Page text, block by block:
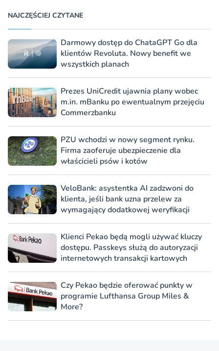
NAJCZĘŚCIEJ CZYTANE
Darmowy dostęp do ChataGPT Go dla
klientów Revoluta. Nowy benefit we
wszystkich planach
Prezes UniCredit ujawnia plany wobec
m.in. mBanku po ewentualnym przejęciu
Commerzbanku
PZU wchodzi w nowy segment rynku.
Firma zaoferuje ubezpieczenie dla
właścicieli psów i kotów
VeloBank: asystentka AI zadzwoni do
klienta, jeśli bank uzna przelew za
wymagający dodatkowej weryfikacji
Klienci Pekao będą mogli używać kluczy
dostępu. Passkeys służą do autoryzacji
internetowych transakcji kartowych
Czy Pekao będzie oferować punkty w
programie Lufthansa Group Miles &
More?